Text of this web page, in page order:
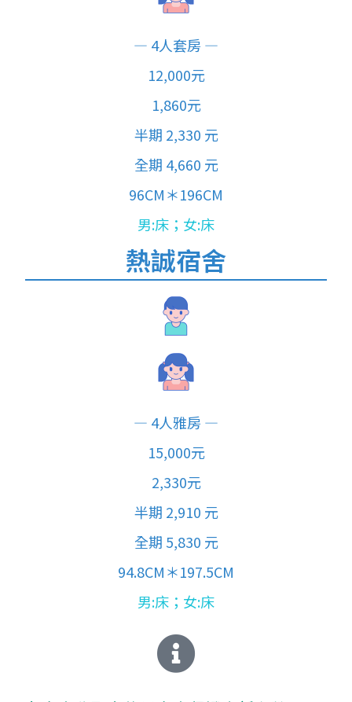
— 4人套房 —
12,000元
1,860元
半期 2,330 元
全期 4,660 元
96CM＊196CM
男:床；女:床
熱誠宿舍
— 4人雅房 —
15,000元
2,330元
半期 2,910 元
全期 5,830 元
94.8CM＊197.5CM
男:床；女:床